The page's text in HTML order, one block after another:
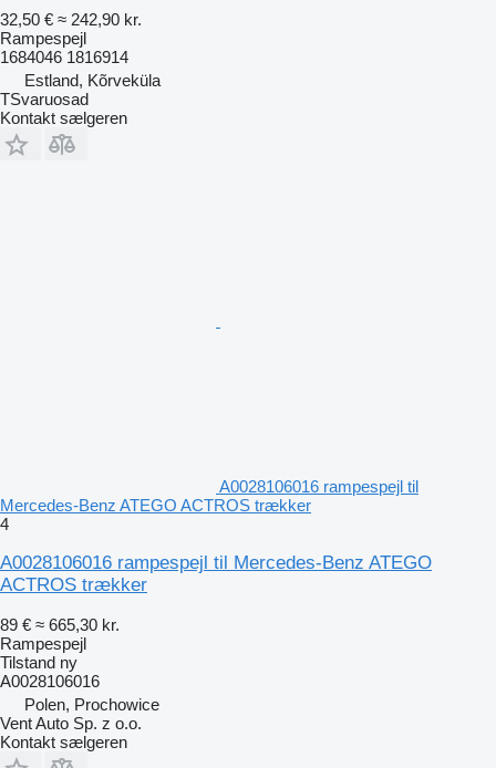
32,50 € ≈ 242,90 kr.
Rampespejl
1684046 1816914
Estland, Kõrveküla
TSvaruosad
Kontakt sælgeren
A0028106016 rampespejl til
Mercedes-Benz ATEGO ACTROS trækker
4
A0028106016 rampespejl til Mercedes-Benz ATEGO
ACTROS trækker
89 € ≈ 665,30 kr.
Rampespejl
Tilstand ny
A0028106016
Polen, Prochowice
Vent Auto Sp. z o.o.
Kontakt sælgeren